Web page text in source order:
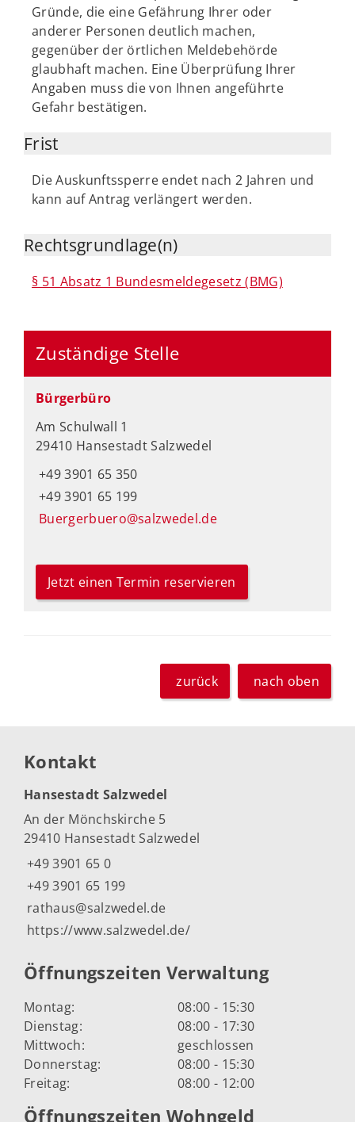
Gründe, die eine Gefährung Ihrer oder
anderer Personen deutlich machen,
gegenüber der örtlichen Meldebehörde
glaubhaft machen. Eine Überprüfung Ihrer
Angaben muss die von Ihnen angeführte
Gefahr bestätigen.
Frist
Die Auskunftssperre endet nach 2 Jahren und
kann auf Antrag verlängert werden.
Rechtsgrundlage(n)
§ 51 Absatz 1 Bundesmeldegesetz (BMG)
Zuständige Stelle
Bürgerbüro
Am Schulwall 1
29410 Hansestadt Salzwedel
+49 3901 65 350
+49 3901 65 199
Buergerbuero@salzwedel.de
Jetzt einen Termin reservieren
zurück nach oben
Kontakt
Hansestadt Salzwedel
An der Mönchskirche 5
29410 Hansestadt Salzwedel
+49 3901 65 0
+49 3901 65 199
rathaus@salzwedel.de
https://www.salzwedel.de/
Öffnungszeiten Verwaltung
Montag:
08:00 - 15:30
Dienstag:
08:00 - 17:30
Mittwoch:
geschlossen
Donnerstag:
08:00 - 15:30
Freitag:
08:00 - 12:00
Öffnungszeiten Wohngeld